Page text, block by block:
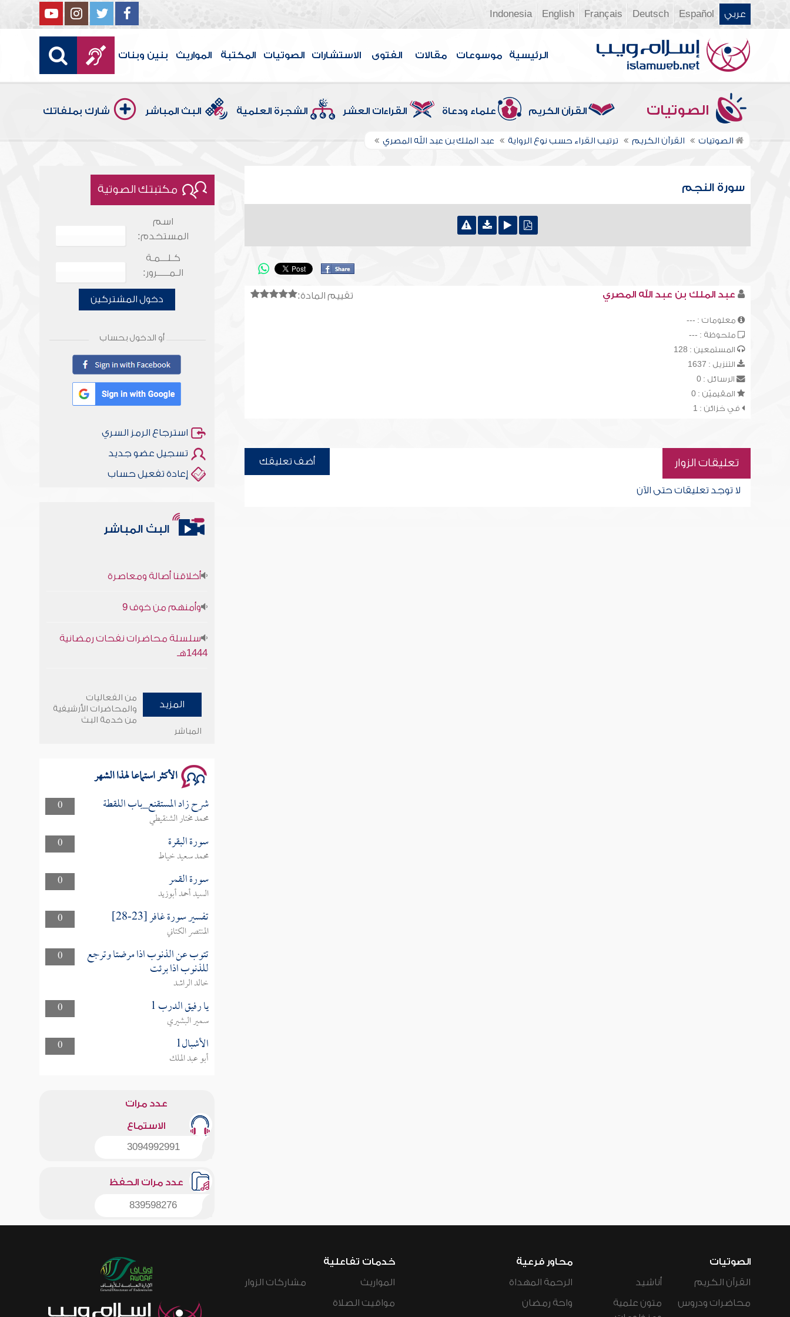
عربي Español
Deutsch
Français
English
Indonesia
الرئيسية موسوعات مقالات الفتوى الاستشارات الصوتيات المكتبة المواريث بنين وبنات
الصوتيات القرآن الكريم علماء ودعاة القراءات العشر الشجرة العلمية البث المباشر شارك بملفاتك
الصوتيات القرآن الكريم ترتيب القراء حسب نوع الرواية عبد الملك بن عبد الله المصري
سورة النجم
تقييم المادة: عبد الملك بن عبد الله المصري
معلومات : ---
ملحوظة : ---
المستمعين : 128
التنزيل : 1637
الرسائل : 0
المقيميّن : 0
في خزائن : 1
تعليقات الزوار أضف تعليقك
لا توجد تعليقات حتى الآن
مكتبتك الصوتية
اسم
المستخدم:
كـلـــمـة
الـمـــــرور:
دخول المشتركين
أو الدخول بحساب
استرجاع الرمز السري
تسجيل عضو جديد
إعادة تفعيل حساب
البث المباشر
1444هـ
وأمنهم من خوف 9
سلسلة محاضرات نفحات رمضانية
المزيد
من الفعاليات
والمحاضرات الأرشيفية
من خدمة البث
المباشر
الأكثر استماعا لهذا الشهر
0 شرح زاد المستقنع_باب اللقطة
محمد مختار الشنقيطي
0
سورة البقرة
محمد سعيد خياط
0
سورة القمر
السيد أحمد أبوزيد
0
تفسير سورة غافر [23-28]
المنتصر الكتاني
0
تتوب عن الذنوب اذا مرضتا وترجع
للذنوب اذا برئت
خالد الراشد
0
يا رفيق الدرب 1
سمير البشيري
0
الأشبال1
أبو عبد الملك
عدد مرات
الاستماع
3094992991
عدد مرات الحفظ
839598276
الصوتيات
القرآن الكريم
محاضرات ودروس
أناشيد
متون علمية
محاور فرعية
الرحمة المهداة
واحة رمضان
خدمات تفاعلية
المواريث
مواقيت الصلاة
مشاركات الزوار